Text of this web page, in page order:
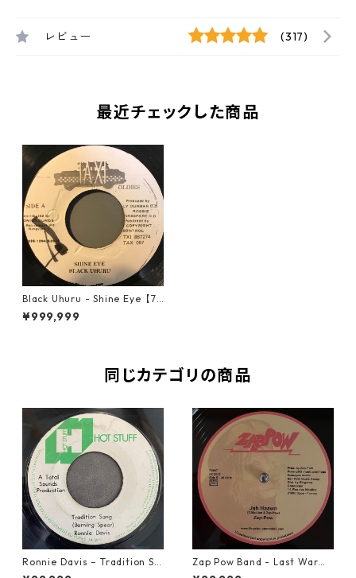
レビュー (317)
最近チェックした商品
Black Uhuru - Shine Eye【7-
10827】
¥999,999
同じカテゴリの商品
Ronnie Davis – Tradition So
ng【7-22003】
Zap Pow Band - Last War【1
2-50056】